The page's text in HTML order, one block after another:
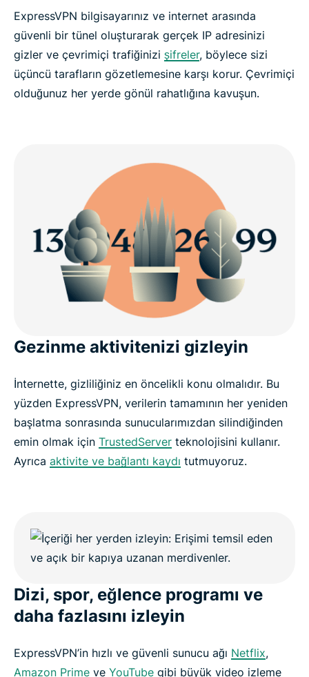
ExpressVPN bilgisayarınız ve internet arasında
güvenli bir tünel oluşturarak gerçek IP adresinizi
gizler ve çevrimiçi trafiğinizi şifreler, böylece sizi
üçüncü tarafların gözetlemesine karşı korur. Çevrimiçi
olduğunuz her yerde gönül rahatlığına kavuşun.
Gezinme aktivitenizi gizleyin
İnternette, gizliliğiniz en öncelikli konu olmalıdır. Bu
yüzden ExpressVPN, verilerin tamamının her yeniden
başlatma sonrasında sunucularımızdan silindiğinden
emin olmak için TrustedServer teknolojisini kullanır.
Ayrıca aktivite ve bağlantı kaydı tutmuyoruz.
Dizi, spor, eğlence programı ve
daha fazlasını izleyin
ExpressVPN’in hızlı ve güvenli sunucu ağı Netflix,
Amazon Prime ve YouTube gibi büyük video izleme